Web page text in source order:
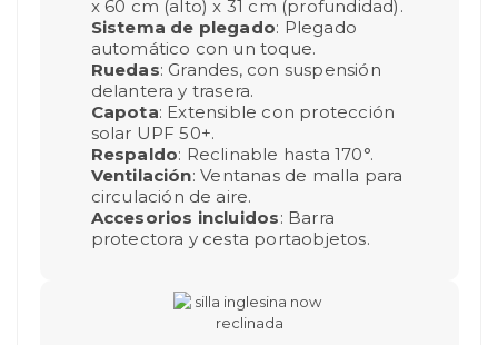
x 60 cm (alto) x 31 cm (profundidad).
Sistema de plegado: Plegado
automático con un toque.
Ruedas: Grandes, con suspensión
delantera y trasera.
Capota: Extensible con protección
solar UPF 50+.
Respaldo: Reclinable hasta 170°.
Ventilación: Ventanas de malla para
circulación de aire.
Accesorios incluidos: Barra
protectora y cesta portaobjetos.